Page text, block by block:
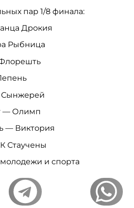
пар 1/8 финала:
Дрокия
Рыбница
— Олимп
— Виктория
Стаучены
и спорта